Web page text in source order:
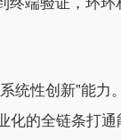
统性创新”能
化的全链条打